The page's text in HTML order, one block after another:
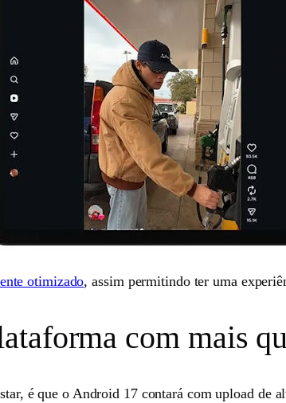
otimizado, assim permitindo ter uma
com mais
é que o Android 17 contará com upload de